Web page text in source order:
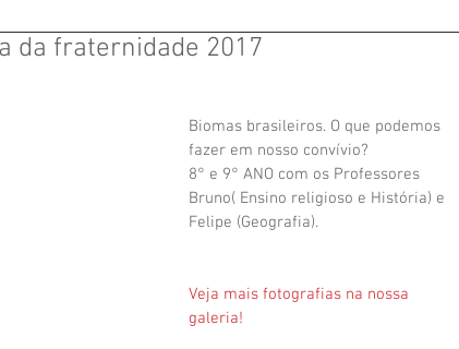
da fraternidade 2017
Biomas brasileiros. O que podemos
fazer em nosso convívio?
8° e 9° ANO com os Professores
Bruno( Ensino religioso e História) e
Felipe (Geografia).
Veja mais fotografias na nossa
galeria!